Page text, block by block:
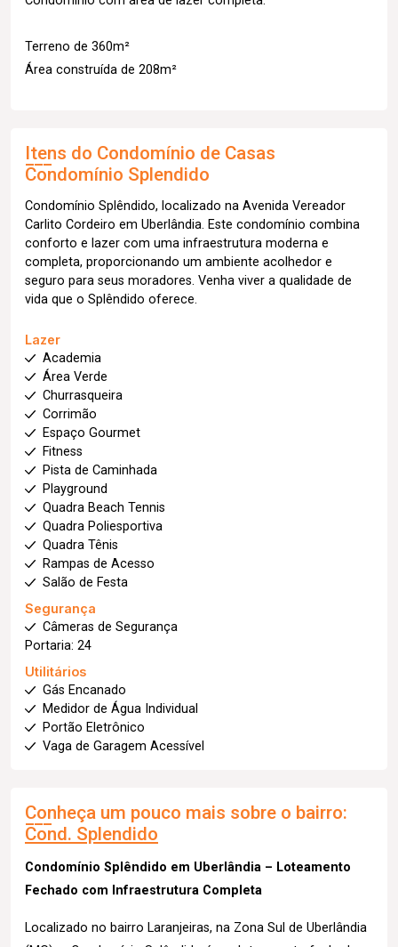
Terreno de 360m²
Área construída de 208m²
Itens do Condomínio de Casas
Condomínio Splendido
Condomínio Splêndido, localizado na Avenida Vereador
Carlito Cordeiro em Uberlândia. Este condomínio combina
conforto e lazer com uma infraestrutura moderna e
completa, proporcionando um ambiente acolhedor e
seguro para seus moradores. Venha viver a qualidade de
vida que o Splêndido oferece.
Lazer
Academia
Área Verde
Churrasqueira
Corrimão
Espaço Gourmet
Fitness
Pista de Caminhada
Playground
Quadra Beach Tennis
Quadra Poliesportiva
Quadra Tênis
Rampas de Acesso
Salão de Festa
Segurança
Câmeras de Segurança
Portaria: 24
Utilitários
Gás Encanado
Medidor de Água Individual
Portão Eletrônico
Vaga de Garagem Acessível
Conheça um pouco mais sobre o bairro:
Cond. Splendido
Condomínio Splêndido em Uberlândia – Loteamento
Fechado com Infraestrutura Completa
Localizado no bairro Laranjeiras, na Zona Sul de Uberlândia